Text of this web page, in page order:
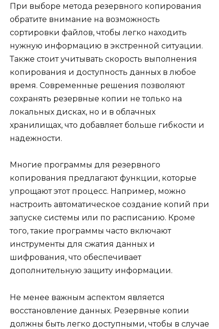
При выборе метода резервного копирования
обратите внимание на возможность
сортировки файлов, чтобы легко находить
нужную информацию в экстренной ситуации.
Также стоит учитывать скорость выполнения
копирования и доступность данных в любое
время. Современные решения позволяют
сохранять резервные копии не только на
локальных дисках, но и в облачных
хранилищах, что добавляет больше гибкости и
надежности.
Многие программы для резервного
копирования предлагают функции, которые
упрощают этот процесс. Например, можно
настроить автоматическое создание копий при
запуске системы или по расписанию. Кроме
того, такие программы часто включают
инструменты для сжатия данных и
шифрования, что обеспечивает
дополнительную защиту информации.
Не менее важным аспектом является
восстановление данных. Резервные копии
должны быть легко доступными, чтобы в случае